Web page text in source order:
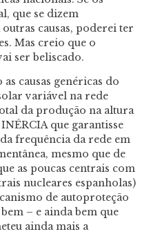
que se dizem
causas, poderei ter
Mas creio que o
ser beliscado.
causas genéricas do
variável na rede
da produção na altura
que garantisse
frequência da rede em
mesmo que de
as poucas centrais com
nucleares espanholas)
de autoproteção
– e ainda bem que
ainda mais a